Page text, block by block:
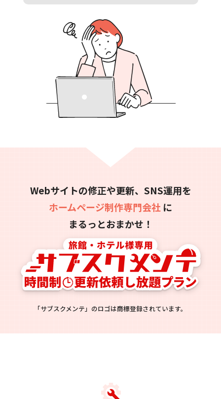
Webサイトの修正や更新、SNS運用を
ホームページ制作専門会社 に
まるっとおまかせ！
「サブスクメンテ」のロゴは商標登録されています。